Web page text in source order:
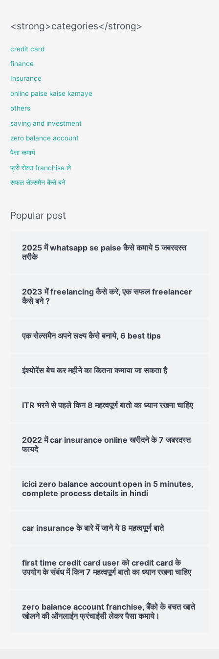
<strong>categories</strong>
credit card
finance
Insurance
online paise kaise kamaye
others
saving and investment
zero balance account
पैसा कमाये
फ्री सेल्स franchise ले
सफल सेल्समैन कैसे बने
Popular post
2025 में whatsapp se paise कैसे कमाये 5 जबरदस्त
तरीके
2023 में freelancing कैसे करे, एक सफल freelancer
कैसे बने ?
एक सेल्समैन अपने लक्ष्य कैसे बनाये, 6 best tips
इंश्योरेंस बेच कर महीने का कितना कमाया जा सकता है
ITR भरने से पहले किन 8 महत्वपूर्ण बातो का ध्यान रखना चाहिए
2022 में car insurance online खरीदने के 7 जबरदस्त
फायदे
icici zero balance account open in 5 minutes,
complete process details in hindi
car insurance के बारे में जाने ये 8 महत्वपूर्ण बाते
first time credit card user को credit card के
उपयोग के संबंध में किन 7 महत्वपूर्ण बातो का ध्यान रखना चाहिए
zero balance account franchise, बैंको के बचत खाते
खोलने की ऑनलाईन फ्रंचाईसी लेकर पैसा कमाये।